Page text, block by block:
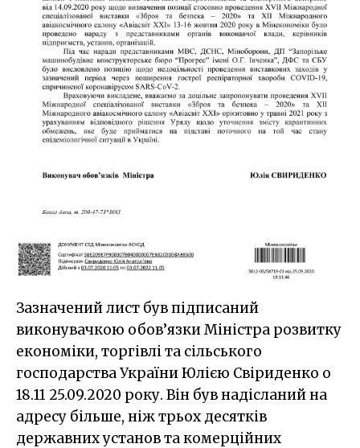
Зазначений лист був підписаний
виконувачкою обов’язки Міністра розвитку
економіки, торгівлі та сільського
господарства України Юлією Свіриденко о
18.11 25.09.2020 року. Він був надісланий на
адресу більше, ніж трьох десятків
державних установ та комерційних